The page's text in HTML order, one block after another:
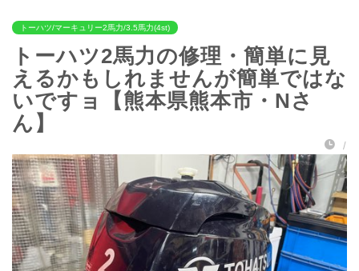
トーハツ/マーキュリー2馬力/3.5馬力(4st)
トーハツ2馬力の修理・簡単に見
えるかもしれませんが簡単ではな
いですョ【熊本県熊本市・Nさ
ん】
/